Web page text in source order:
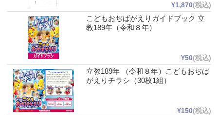
¥1,870(税込)
こどもおぢばがえりガイドブック 立
教189年（令和８年）
¥50(税込)
立教189年 （令和８年）こどもおぢば
がえりチラシ（30枚1組）
¥150(税込)